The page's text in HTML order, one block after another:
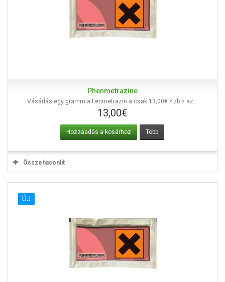
Phenmetrazine
Vásárlás egy gramm a Fenmetrazin a csak 13,00€ < /b > az...
13,00€
Hozzáadás a kosárhoz Több
Összehasonlít
ÚJ